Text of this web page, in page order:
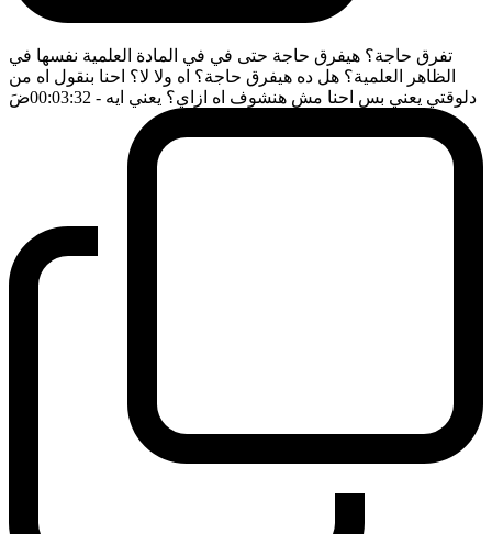
تفرق حاجة؟ هيفرق حاجة حتى في في المادة العلمية نفسها في
الظاهر العلمية؟ هل ده هيفرق حاجة؟ اه ولا لا؟ احنا بنقول اه من
دلوقتي يعني بس احنا مش هنشوف اه ازاي؟ يعني ايه - 00:03:32 ضَ